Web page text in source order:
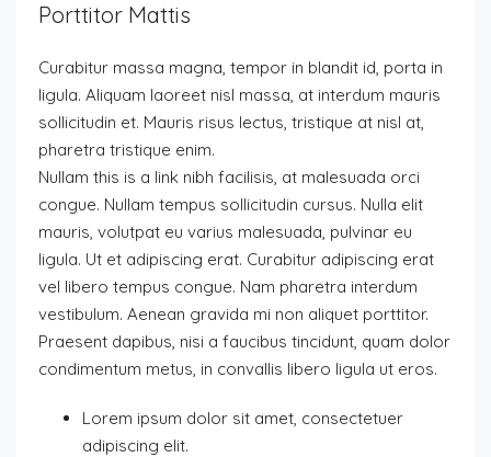
Porttitor Mattis
Curabitur massa magna, tempor in blandit id, porta in
ligula. Aliquam laoreet nisl massa, at interdum mauris
sollicitudin et. Mauris risus lectus, tristique at nisl at,
pharetra tristique enim.
Nullam this is a link nibh facilisis, at malesuada orci
congue. Nullam tempus sollicitudin cursus. Nulla elit
mauris, volutpat eu varius malesuada, pulvinar eu
ligula. Ut et adipiscing erat. Curabitur adipiscing erat
vel libero tempus congue. Nam pharetra interdum
vestibulum. Aenean gravida mi non aliquet porttitor.
Praesent dapibus, nisi a faucibus tincidunt, quam dolor
condimentum metus, in convallis libero ligula ut eros.
Lorem ipsum dolor sit amet, consectetuer
adipiscing elit.